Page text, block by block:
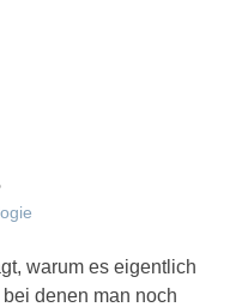
warum es eigentlich
denen man noch